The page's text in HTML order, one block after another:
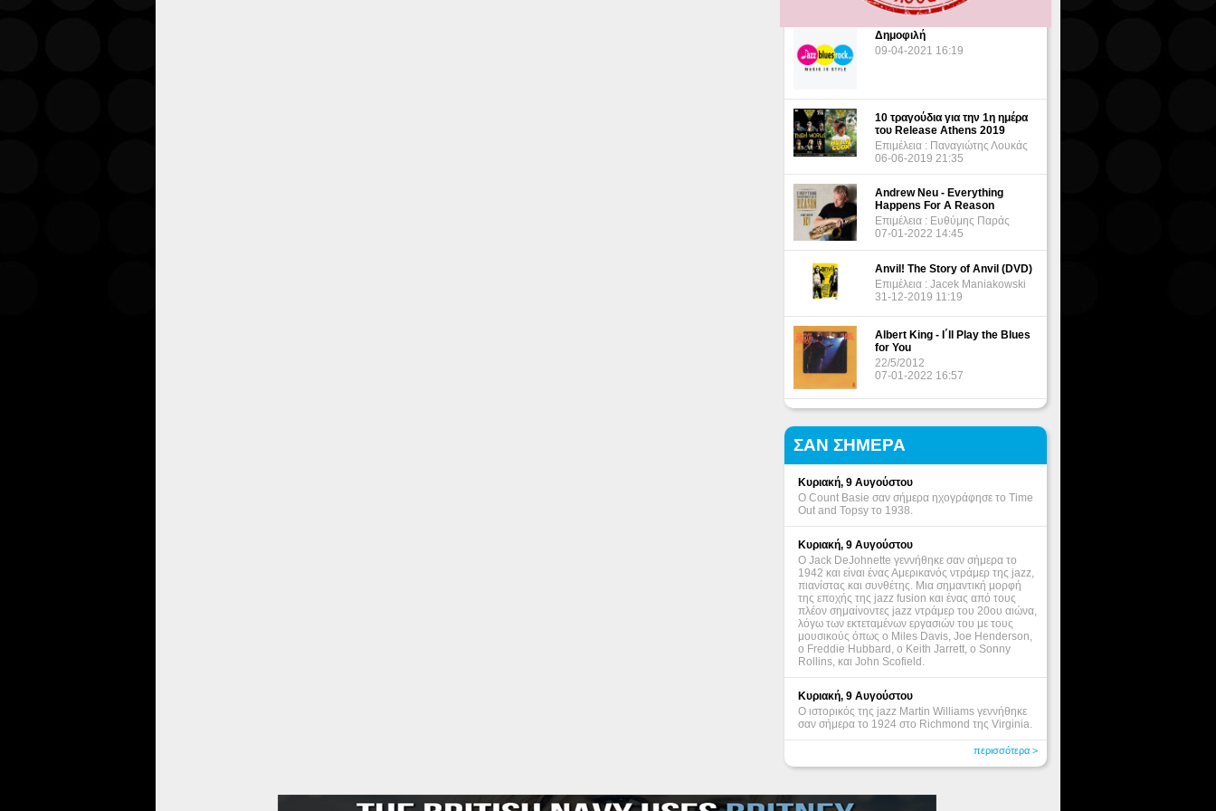
Δημοφιλή
09-04-2021 16:19
10 τραγούδια για την 1η ημέρα
του Release Athens 2019
Επιμέλεια : Παναγιώτης Λουκάς
06-06-2019 21:35
Andrew Neu - Everything
Happens For A Reason
Επιμέλεια : Ευθύμης Παράς
07-01-2022 14:45
Anvil! The Story of Anvil (DVD)
Επιμέλεια : Jacek Maniakowski
31-12-2019 11:19
Albert King - I΄ll Play the Blues
for You
22/5/2012
07-01-2022 16:57
ΣΑΝ ΣΗΜΕΡΑ
Κυριακή, 9 Αυγούστου
Ο Count Basie σαν σήμερα ηχογράφησε το Time
Out and Topsy το 1938.
Κυριακή, 9 Αυγούστου
Ο Jack DeJohnette γεννήθηκε σαν σήμερα το
1942 και είναι ένας Αμερικανός ντράμερ της jazz,
πιανίστας και συνθέτης. Μια σημαντική μορφή
της εποχής της jazz fusion και ένας από τους
πλέον σημαίνοντες jazz ντράμερ του 20ου αιώνα,
λόγω των εκτεταμένων εργασιών του με τους
μουσικούς όπως ο Miles Davis, Joe Henderson,
ο Freddie Hubbard, ο Keith Jarrett, o Sonny
Rollins, και John Scofield.
Κυριακή, 9 Αυγούστου
Ο ιστορικός της jazz Martin Williams γεννήθηκε
σαν σήμερα το 1924 στο Richmond της Virginia.
περισσότερα >